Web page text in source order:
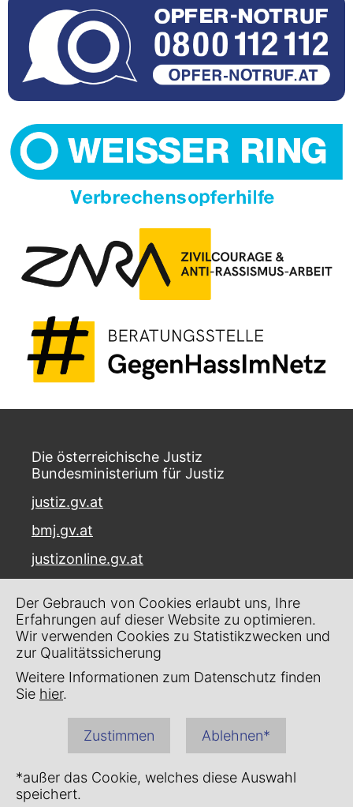
Die österreichische Justiz
Bundesministerium für Justiz
justiz.gv.at
bmj.gv.at
justizonline.gv.at
Museumstraße 7
1070 Wien
Kontakt
Impressum
Barrierefreiheit
Der Gebrauch von Cookies erlaubt uns, Ihre
Erfahrungen auf dieser Website zu optimieren.
Wir verwenden Cookies zu Statistikzwecken und
zur Qualitätssicherung
Weitere Informationen zum Datenschutz finden
Sie hier.
Zustimmen Ablehnen*
*außer das Cookie, welches diese Auswahl
speichert.